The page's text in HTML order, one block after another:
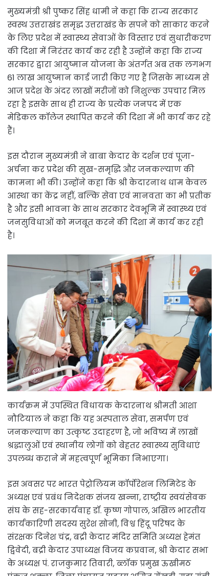
मुख्यमंत्री श्री पुष्कर सिंह धामी ने कहा कि राज्य सरकार
स्वस्थ उत्तराखंड समृद्ध उत्तराखंड के सपने को साकार करने
के लिए प्रदेश में स्वास्थ्य सेवाओं के विस्तार एवं सुधारीकरण
की दिशा में निरंतर कार्य कर रही है उन्होंने कहा कि राज्य
सरकार द्वारा आयुष्मान योजना के अंतर्गत अब तक लगभग
61 लाख आयुष्मान कार्ड जारी किए गए हैं जिसके माध्यम से
आज प्रदेश के अंदर लाखों मरीजों को निशुल्क उपचार मिल
रहा है इसके साथ ही राज्य के प्रत्येक जनपद में एक
मेडिकल कॉलेज स्थापित करने की दिशा में भी कार्य कर रहे
हैं।
इस दौरान मुख्यमंत्री ने बाबा केदार के दर्शन एवं पूजा-
अर्चना कर प्रदेश की सुख-समृद्धि और जनकल्याण की
कामना भी की। उन्होंने कहा कि श्री केदारनाथ धाम केवल
आस्था का केंद्र नहीं, बल्कि सेवा एवं मानवता का भी प्रतीक
है और इसी भावना के साथ सरकार देवभूमि में स्वास्थ्य एवं
जनसुविधाओं को मजबूत करने की दिशा में कार्य कर रही
है।
कार्यक्रम में उपस्थित विधायक केदारनाथ श्रीमती आशा
नौटियाल ने कहा कि यह अस्पताल सेवा, समर्पण एवं
जनकल्याण का उत्कृष्ट उदाहरण है, जो भविष्य में लाखों
श्रद्धालुओं एवं स्थानीय लोगों को बेहतर स्वास्थ्य सुविधाएं
उपलब्ध कराने में महत्वपूर्ण भूमिका निभाएगा।
इस अवसर पर भारत पेट्रोलियम कॉर्पोरेशन लिमिटेड के
अध्यक्ष एवं प्रबंध निदेशक संजय खन्ना, राष्ट्रीय स्वयंसेवक
संघ के सह-सरकार्यवाह डॉ. कृष्ण गोपाल, अखिल भारतीय
कार्यकारिणी सदस्य सुरेश सोनी, विश्व हिंदू परिषद के
संरक्षक दिनेश चंद्र, बद्री केदार मंदिर समिति अध्यक्ष हेमंत
द्विवेदी, बद्री केदार उपाध्यक्ष विजय कप्रवान, श्री केदार सभा
के अध्यक्ष पं. राजकुमार तिवारी, ब्लॉक प्रमुख ऊखीमठ